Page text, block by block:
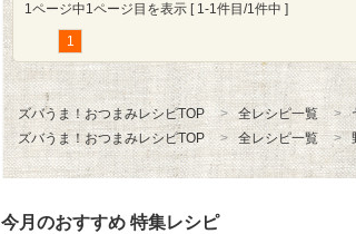
1ページ中1ページ目を表示 [ 1-1件目/1件中 ]
1
ズバうま！おつまみレシピTOP 全レシピ一覧
ズバうま！おつまみレシピTOP
全レシピ一覧
今月のおすすめ 特集レシピ